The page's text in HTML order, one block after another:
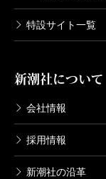
特設サイト一覧
新潮社について
会社情報
採用情報
新潮社の沿革